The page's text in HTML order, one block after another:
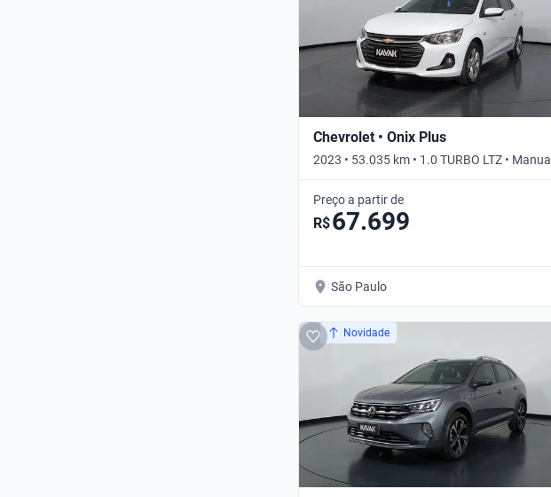
Chevrolet • Onix Plus
2023 • 53.035 km • 1.0 TURBO LTZ • Manual
Preço a partir de
R$67.699
São Paulo
Novidade